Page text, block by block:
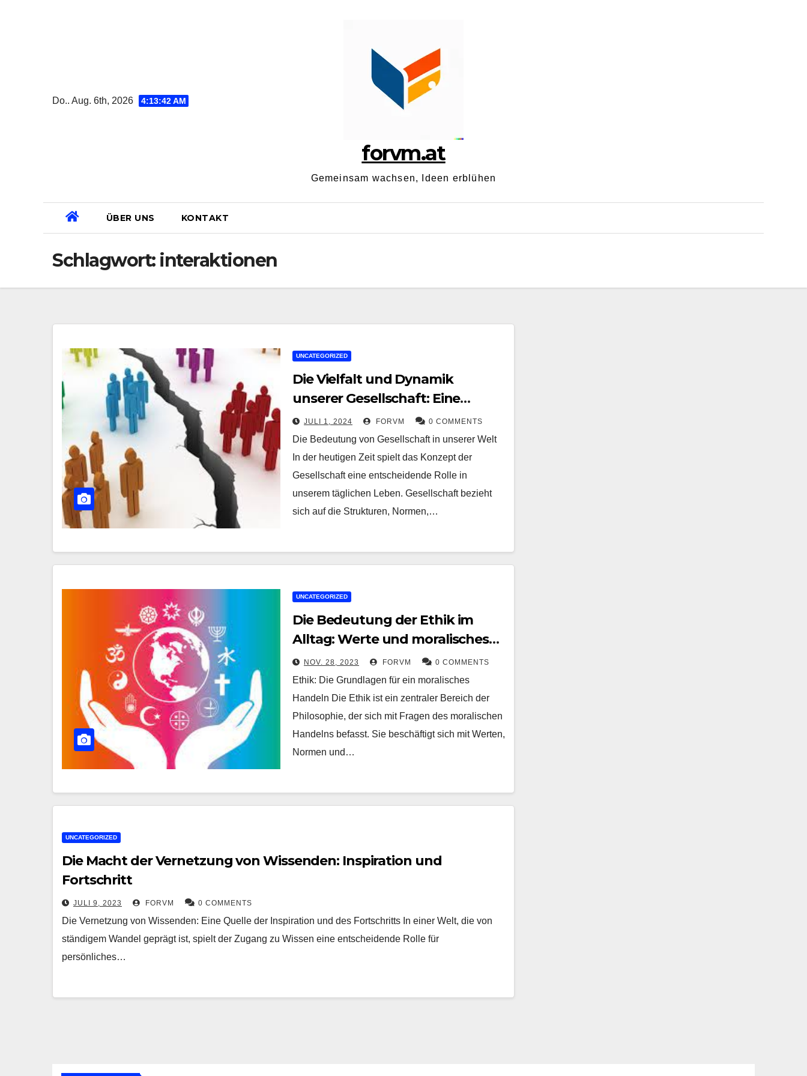
Do.. Aug. 6th, 2026 4:13:43 AM
forvm.at
Gemeinsam wachsen, Ideen erblühen
ÜBER UNS KONTAKT
Schlagwort: interaktionen
UNCATEGORIZED
Die Vielfalt und Dynamik
unserer Gesellschaft: Eine
Analyse
JULI 1, 2024 FORVM 0 COMMENTS
Die Bedeutung von Gesellschaft in unserer Welt
In der heutigen Zeit spielt das Konzept der
Gesellschaft eine entscheidende Rolle in
unserem täglichen Leben. Gesellschaft bezieht
sich auf die Strukturen, Normen,…
UNCATEGORIZED
Die Bedeutung der Ethik im
Alltag: Werte und moralisches
Handeln in einer komplexen
Welt
NOV. 28, 2023 FORVM 0 COMMENTS
Ethik: Die Grundlagen für ein moralisches
Handeln Die Ethik ist ein zentraler Bereich der
Philosophie, der sich mit Fragen des moralischen
Handelns befasst. Sie beschäftigt sich mit Werten,
Normen und…
UNCATEGORIZED
Die Macht der Vernetzung von Wissenden: Inspiration und
Fortschritt
JULI 9, 2023 FORVM 0 COMMENTS
Die Vernetzung von Wissenden: Eine Quelle der Inspiration und des Fortschritts In einer Welt, die von
ständigem Wandel geprägt ist, spielt der Zugang zu Wissen eine entscheidende Rolle für
persönliches…